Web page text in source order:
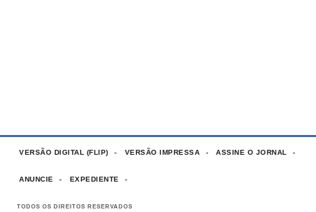
VERSÃO DIGITAL (FLIP) VERSÃO IMPRESSA ASSINE O JORNAL
ANUNCIE EXPEDIENTE
TODOS OS DIREITOS RESERVADOS